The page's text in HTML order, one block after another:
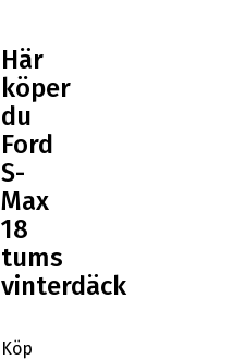
Här
köper
du
Ford
S-
Max
18
tums
vinterdäck
Köp